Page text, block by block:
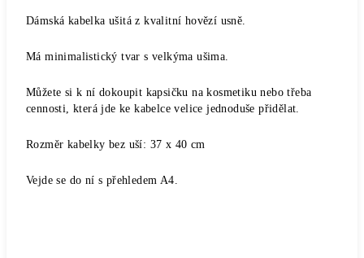
Dámská kabelka ušitá z kvalitní hovězí usně.
Má minimalistický tvar s velkýma ušima.
Můžete si k ní dokoupit kapsičku na kosmetiku nebo třeba
cennosti, která jde ke kabelce velice jednoduše přidělat.
Rozměr kabelky bez uší: 37 x 40 cm
Vejde se do ní s přehledem A4.